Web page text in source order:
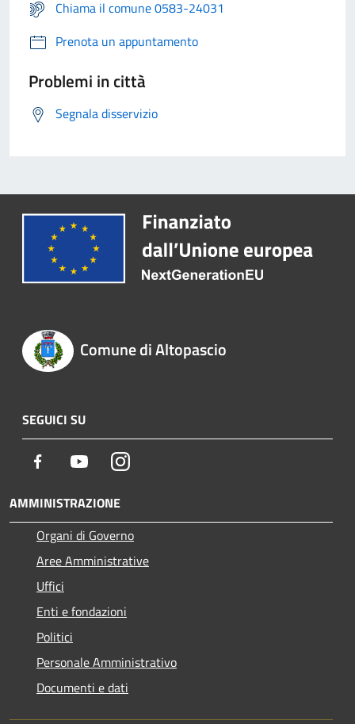
Chiama il comune 0583-24031
Prenota un appuntamento
Problemi in città
Segnala disservizio
Comune di Altopascio
SEGUICI SU
Facebook YoutubeInstagram
AMMINISTRAZIONE
Organi di Governo
Aree Amministrative
Uffici
Enti e fondazioni
Politici
Personale Amministrativo
Documenti e dati